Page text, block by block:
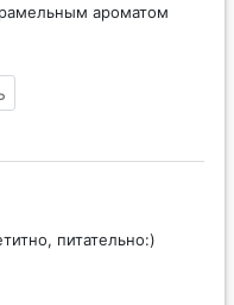
ароматом
питательно:)